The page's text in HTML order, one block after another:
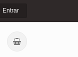
Entrar